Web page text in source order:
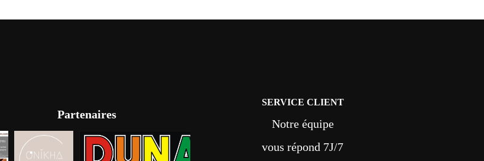
Partenaires
SERVICE CLIENT
Notre équipe
vous répond 7J/7